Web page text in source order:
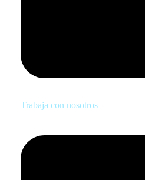
Trabaja con nosotros